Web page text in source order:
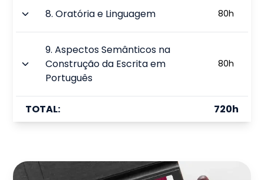
8.Oratória e Linguagem 80h
9.Aspectos Semânticos na
Construção da Escrita em
Português
80h
TOTAL: 720h